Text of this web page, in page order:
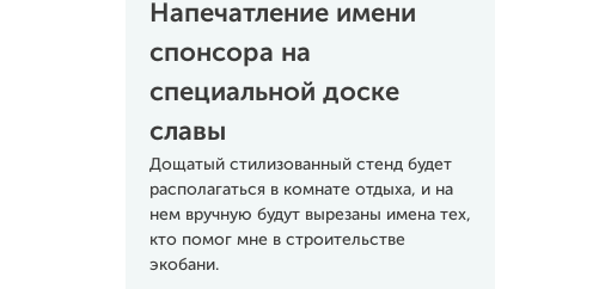
Напечатление имени
спонсора на
специальной доске
славы
Дощатый стилизованный стенд будет
располагаться в комнате отдыха, и на
нем вручную будут вырезаны имена тех,
кто помог мне в строительстве
экобани.